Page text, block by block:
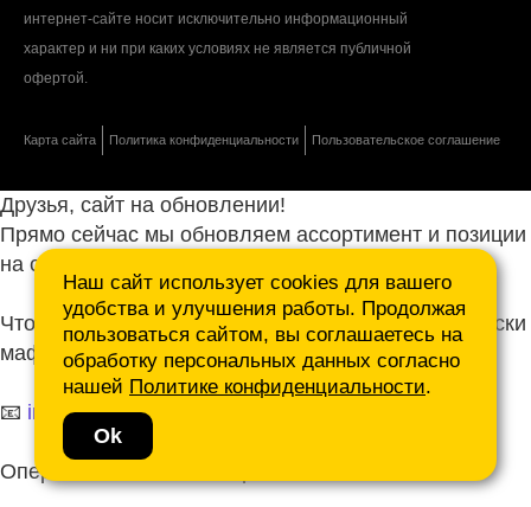
интернет-сайте носит исключительно информационный
характер и ни при каких условиях не является публичной
офертой.
Карта сайта Политика конфиденциальности Пользовательское соглашение
Наш сайт использует cookies для вашего
удобства и улучшения работы. Продолжая
пользоваться сайтом, вы соглашаетесь на
обработку персональных данных согласно
нашей Политике конфиденциальности.
Ok
Друзья, сайт на обновлении!
Прямо сейчас мы обновляем ассортимент и позиции
на сайте.
Чтобы не ждать, присылайте ваши запросы и списки
маф нам на почту.
📧 info@mafmasterfibre.ru
Оперативно ответим и просчитаем КП!